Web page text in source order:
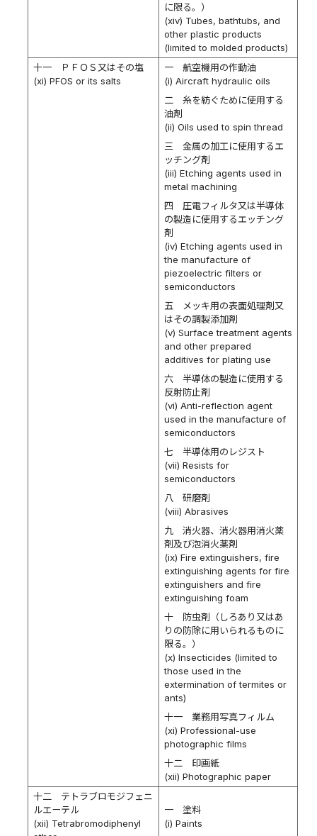
に限る。）
(xiv) Tubes, bathtubs, and
other plastic products
(limited to molded products)
十一 ＰＦＯＳ又はその塩
(xi) PFOS or its salts
一 航空機用の作動油
(i) Aircraft hydraulic oils
二 糸を紡ぐために使用する
油剤
(ii) Oils used to spin thread
三 金属の加工に使用するエ
ッチング剤
(iii) Etching agents used in
metal machining
四 圧電フィルタ又は半導体
の製造に使用するエッチング
剤
(iv) Etching agents used in
the manufacture of
piezoelectric filters or
semiconductors
五 メッキ用の表面処理剤又
はその調製添加剤
(v) Surface treatment agents
and other prepared
additives for plating use
六 半導体の製造に使用する
反射防止剤
(vi) Anti-reflection agent
used in the manufacture of
semiconductors
七 半導体用のレジスト
(vii) Resists for
semiconductors
八 研磨剤
(viii) Abrasives
九 消火器、消火器用消火薬
剤及び泡消火薬剤
(ix) Fire extinguishers, fire
extinguishing agents for fire
extinguishers and fire
extinguishing foam
十 防虫剤（しろあり又はあ
りの防除に用いられるものに
限る。）
(x) Insecticides (limited to
those used in the
extermination of termites or
ants)
十一 業務用写真フィルム
(xi) Professional-use
photographic films
十二 印画紙
(xii) Photographic paper
十二 テトラブロモジフェニ
ルエーテル
(xii) Tetrabromodiphenyl
一 塗料
(i) Paints